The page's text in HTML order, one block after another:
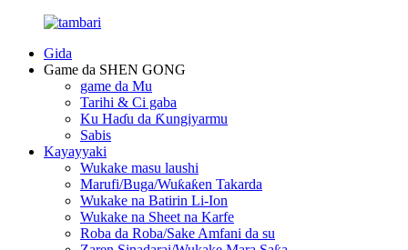
Gida
Game da SHEN GONG
game da Mu
Tarihi & Ci gaba
Ku Haɗu da Ƙungiyarmu
Sabis
Kayayyaki
Wukake masu laushi
Marufi/Buga/Wuƙaƙen Takarda
Wukake na Batirin Li-Ion
Wukake na Sheet na Karfe
Roba da Roba/Sake Amfani da su